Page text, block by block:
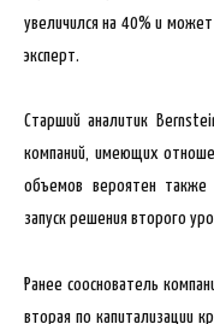
увеличился на 40% и
эксперт.
Старший аналитик
компаний, имеющих
объемов вероятен также
запуск решения второго
Ранее сооснователь
вторая по капитализации